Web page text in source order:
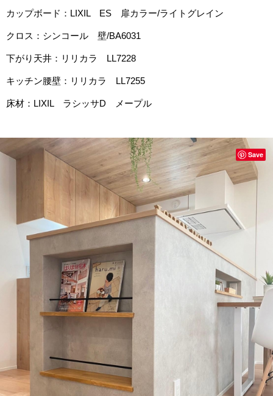
カップボード：LIXIL ES 扉カラー/ライトグレイン
クロス：シンコール 壁/BA6031
下がり天井：リリカラ LL7228
キッチン腰壁：リリカラ LL7255
床材：LIXIL ラシッサD メープル
Save